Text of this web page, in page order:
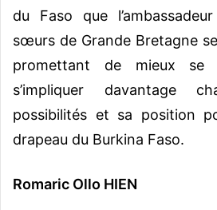
du Faso que
sœurs de Grande Bretagne
promettant de mieux
s’impliquer davantage
possibilités et sa position
drapeau du Burkina Faso.
Romaric Ollo HIEN